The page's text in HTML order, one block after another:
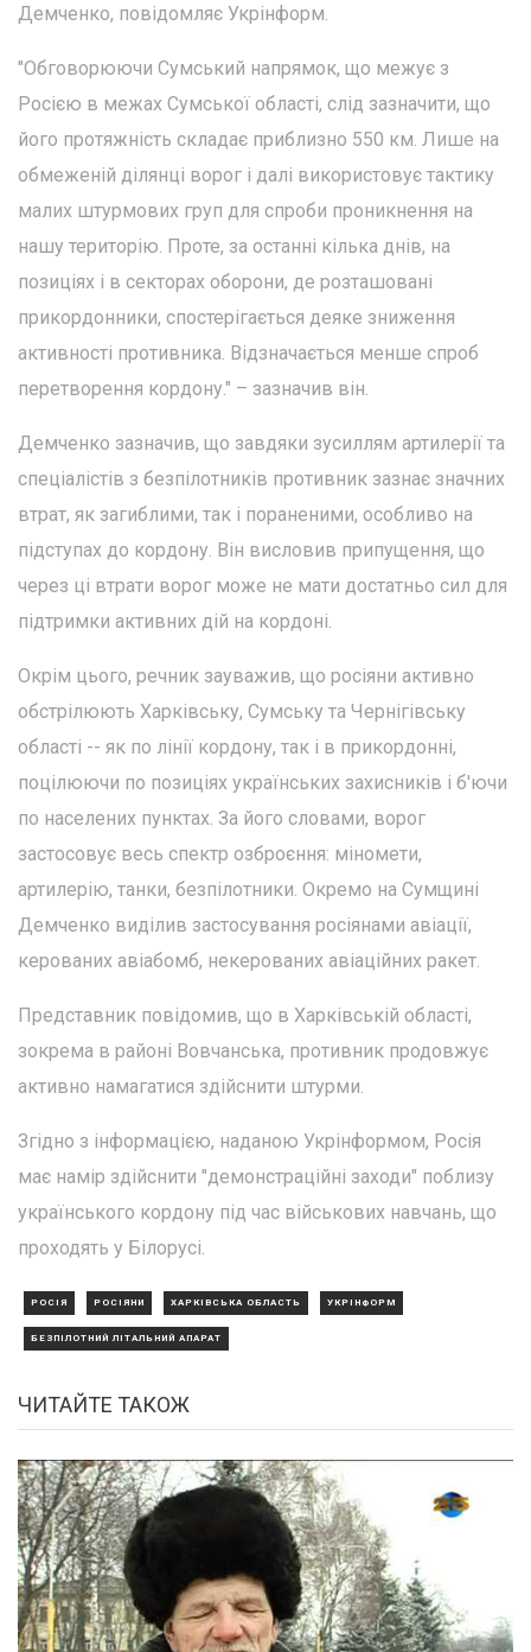
Демченко, повідомляє Укрінформ.
"Обговорюючи Сумський напрямок, що межує з
Росією в межах Сумської області, слід зазначити, що
його протяжність складає приблизно 550 км. Лише на
обмеженій ділянці ворог і далі використовує тактику
малих штурмових груп для спроби проникнення на
нашу територію. Проте, за останні кілька днів, на
позиціях і в секторах оборони, де розташовані
прикордонники, спостерігається деяке зниження
активності противника. Відзначається менше спроб
перетворення кордону." – зазначив він.
Демченко зазначив, що завдяки зусиллям артилерії та
спеціалістів з безпілотників противник зазнає значних
втрат, як загиблими, так і пораненими, особливо на
підступах до кордону. Він висловив припущення, що
через ці втрати ворог може не мати достатньо сил для
підтримки активних дій на кордоні.
Окрім цього, речник зауважив, що росіяни активно
обстрілюють Харківську, Сумську та Чернігівську
області -- як по лінії кордону, так і в прикордонні,
поцілюючи по позиціях українських захисників і б'ючи
по населених пунктах. За його словами, ворог
застосовує весь спектр озброєння: міномети,
артилерію, танки, безпілотники. Окремо на Сумщині
Демченко виділив застосування росіянами авіації,
керованих авіабомб, некерованих авіаційних ракет.
Представник повідомив, що в Харківській області,
зокрема в районі Вовчанська, противник продовжує
активно намагатися здійснити штурми.
Згідно з інформацією, наданою Укрінформом, Росія
має намір здійснити "демонстраційні заходи" поблизу
українського кордону під час військових навчань, що
проходять у Білорусі.
РОСІЯ РОСІЯНИ ХАРКІВСЬКА ОБЛАСТЬ УКРІНФОРМ
БЕЗПІЛОТНИЙ ЛІТАЛЬНИЙ АПАРАТ
ЧИТАЙТЕ ТАКОЖ